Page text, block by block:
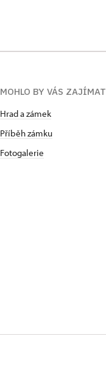
MOHLO BY VÁS ZAJÍMAT
Hrad a zámek
Příběh zámku
Fotogalerie